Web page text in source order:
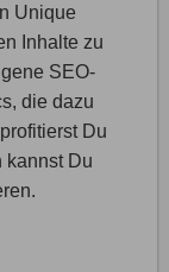
Unique
Inhalte zu
SEO-
die dazu
Du
kannst Du